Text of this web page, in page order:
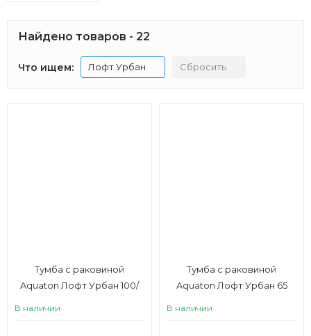
Найдено товаров - 22
Что ищем: Лофт Урбан Сбросить
Тумба с раковиной
Aquaton Лофт Урбан 100/
В наличии
Тумба с раковиной
Aquaton Лофт Урбан 65
В наличии